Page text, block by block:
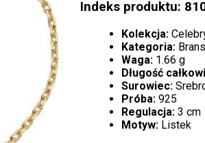
Indeks produktu:
Kolekcja:
Kategoria:
Waga: 1.66 g
Długość
Surowiec:
Próba: 925
Regulacja: 3 cm
Motyw: Listek